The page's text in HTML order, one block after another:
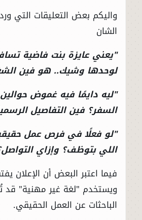
واليكم بعض التعليقات التي
الشان
"يعني عايزة بنت فاضية
لوحدها وشيك.. هو فين
"ليه دايمًا فيه غموض حوالين
السفر؟ فين التفاصيل
"لو فعلًا في فرص عمل
اللي بتوظف؟ وإزاي
فيما اعتبر البعض أن الإعلان
ويستخدم "لغة غير مهنية" قد
الباحثات عن العمل الحقيقي.